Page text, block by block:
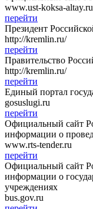
www.ust-koksa-altay.ru
перейти
Президент
http://kremlin.ru/
перейти
Правительство
http://kremlin.ru/
перейти
Единый портал
gosuslugi.ru
перейти
Официальный сайт
информации о
www.rts-tender.ru
перейти
Официальный сайт
информации о
учреждениях
bus.gov.ru